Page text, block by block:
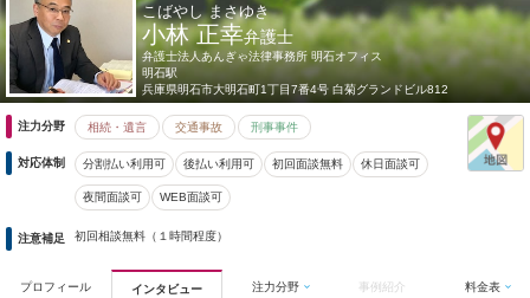
こばやし まさゆき
小林 正幸弁護士
弁護士法人あんぎゃ法律事務所 明石オフィス
明石駅
兵庫県明石市大明石町1丁目7番4号 白菊グランドビル812
注力分野 相続・遺言 交通事故 刑事事件
対応体制 分割払い利用可 後払い利用可 初回面談無料 休日面談可
夜間面談可 WEB面談可
注意補足 初回相談無料（１時間程度）
プロフィール インタビュー 注力分野 事例紹介 料金表